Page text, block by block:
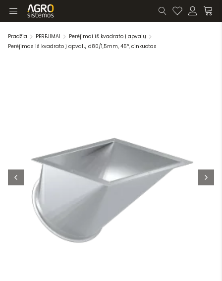
Pradžia PERĖJIMAI
Perėjimai iš kvadrato į apvalų
Perėjimas iš kvadrato į apvalų d80/1,5mm, 45°, cinkuotas